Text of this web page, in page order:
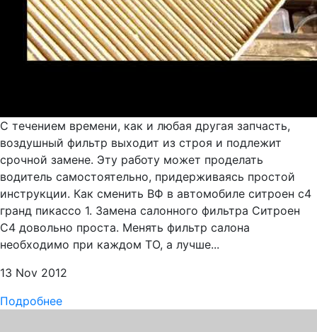
С течением времени, как и любая другая запчасть,
воздушный фильтр выходит из строя и подлежит
срочной замене. Эту работу может проделать
водитель самостоятельно, придерживаясь простой
инструкции. Как сменить ВФ в автомобиле ситроен с4
гранд пикассо 1. Замена салонного фильтра Ситроен
С4 довольно проста. Менять фильтр салона
необходимо при каждом ТО, а лучше...
13 Nov 2012
Подробнее